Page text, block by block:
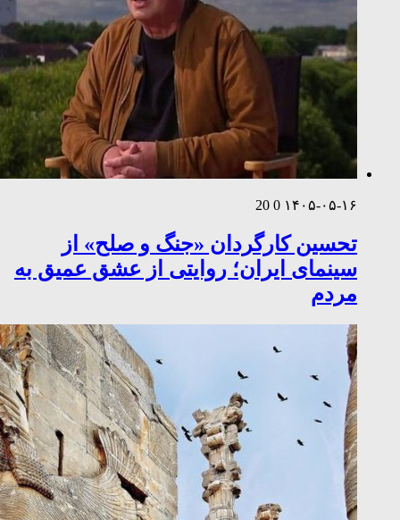
۱۴۰۵-۰۵-۱۶ 0
20
تحسین کارگردان «جنگ و صلح» از
سینمای ایران؛ روایتی از عشق عمیق به
مردم